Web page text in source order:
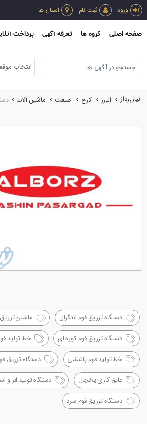
ورود ثبت نام استان ها
صفحه اصلی گروه ها تعرفه آگهی پرداخت
انتخاب
نیازپرداز البرز کرج صنعت ماشين آلات
دستگاه تزریق فوم انتگرال ماشین
دستگاه تزریق فوم کوره ای خط تولید
خط تولید فوم پاششی دستگاه تزریق
عایق کاری یخچال دستگاه تولید ابر و
دستگاه تزریق فوم سرد